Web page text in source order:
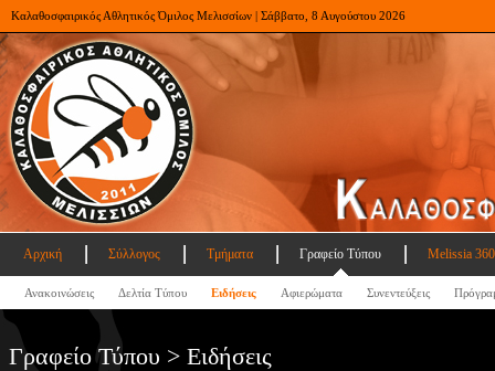
Καλαθοσφαιρικός Αθλητικός Όμιλος Μελισσίων | Σάββατο, 8 Αυγούστου 2026
Αρχική Σύλλογος Τμήματα Γραφείο Τύπου Melissia
Ανακοινώσεις Δελτία Τύπου Ειδήσεις Αφιερώματα Συνεντεύξεις
Γραφείο Τύπου > Ειδήσεις